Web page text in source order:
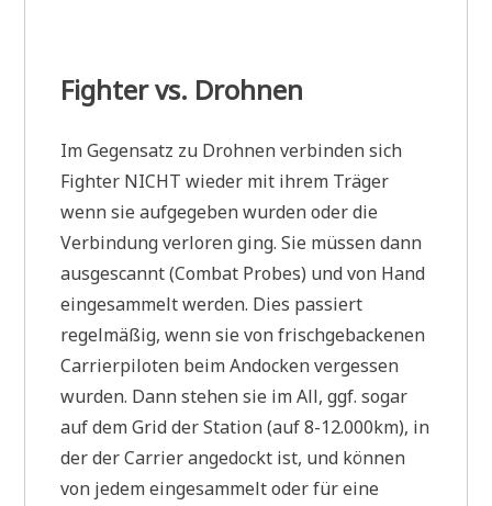
Fighter vs. Drohnen
Im Gegensatz zu Drohnen verbinden sich
Fighter NICHT wieder mit ihrem Träger
wenn sie aufgegeben wurden oder die
Verbindung verloren ging. Sie müssen dann
ausgescannt (Combat Probes) und von Hand
eingesammelt werden. Dies passiert
regelmäßig, wenn sie von frischgebackenen
Carrierpiloten beim Andocken vergessen
wurden. Dann stehen sie im All, ggf. sogar
auf dem Grid der Station (auf 8-12.000km), in
der der Carrier angedockt ist, und können
von jedem eingesammelt oder für eine